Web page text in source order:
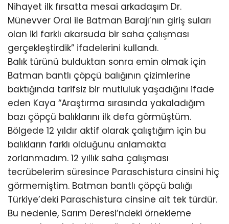
Nihayet ilk fırsatta mesai arkadaşım Dr.
Münevver Oral ile Batman Barajı’nın giriş suları
olan iki farklı akarsuda bir saha çalışması
gerçekleştirdik” ifadelerini kullandı.
Balık türünü bulduktan sonra emin olmak için
Batman bantlı çöpçü balığının çizimlerine
baktığında tarifsiz bir mutluluk yaşadığını ifade
eden Kaya “Araştırma sırasında yakaladığım
bazı çöpçü balıklarını ilk defa görmüştüm.
Bölgede 12 yıldır aktif olarak çalıştığım için bu
balıkların farklı olduğunu anlamakta
zorlanmadım. 12 yıllık saha çalışması
tecrübelerim süresince Paraschistura cinsini hiç
görmemiştim. Batman bantlı çöpçü balığı
Türkiye’deki Paraschistura cinsine ait tek türdür.
Bu nedenle, Sarım Deresi’ndeki örnekleme